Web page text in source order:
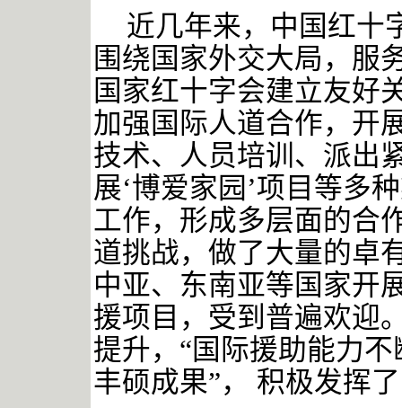
近几年来，中国红十
围绕国家外交大局，服
国家红十字会建立友好
加强国际人道合作，开
技术、人员培训、派出
展‘博爱家园’项目等多
工作，形成多层面的合
道挑战，做了大量的卓
中亚、东南亚等国家开
援项目，受到普遍欢迎
提升，“国际援助能力
丰硕成果”， 积极发挥